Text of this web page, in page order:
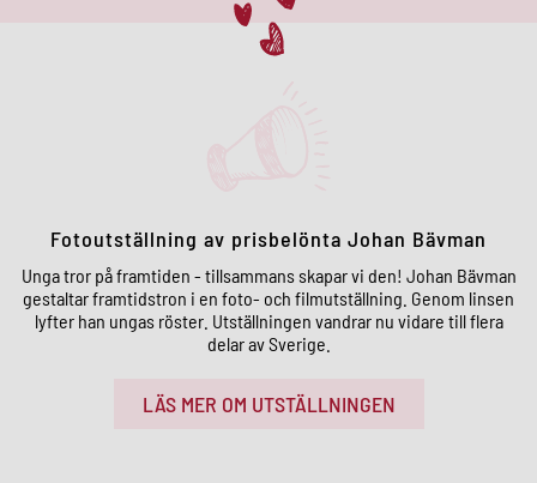
Fotoutställning av prisbelönta Johan Bävman
Unga tror på framtiden - tillsammans skapar vi den! Johan Bävman
gestaltar framtidstron i en foto- och filmutställning. Genom linsen
lyfter han ungas röster. Utställningen vandrar nu vidare till flera
delar av Sverige.
LÄS MER OM UTSTÄLLNINGEN